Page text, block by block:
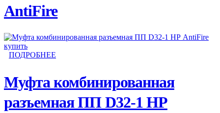
AntiFire
ПОДРОБНЕЕ
Муфта комбинированная
разъемная ПП D32-1 НР